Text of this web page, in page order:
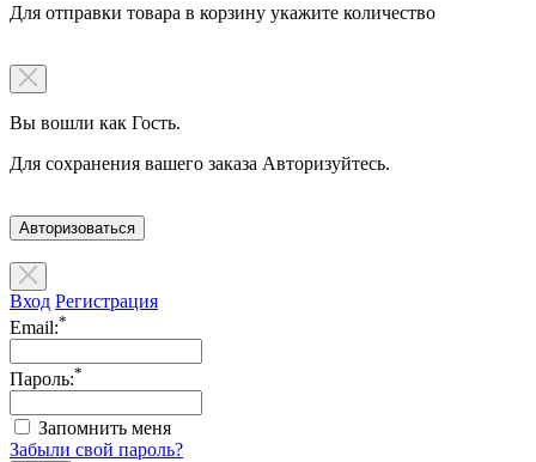
Для отправки товара в корзину укажите количество
Вы вошли как Гость.
Для сохранения вашего заказа Авторизуйтесь.
Авторизоваться
Вход Регистрация
Email:*
Пароль:*
Запомнить меня
Забыли свой пароль?